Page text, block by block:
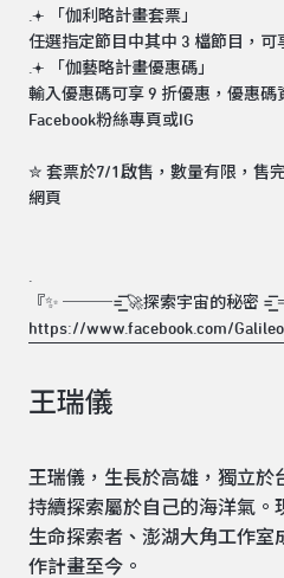
.𖥔 「伽利略計畫套票」
任選指定節目中其中 3 檔節目，可
.𖥔 「伽藝略計畫優惠碼」
輸入優惠碼可享 9 折優惠，優惠碼
Facebook粉絲專頁或IG
✮ 套票於7/1啟售，數量有限，售
網頁
『✨ ───=͟͟͞͞ 🚀探索宇宙的秘密 =͟͟͞͞
https://www.facebook.com/
王瑞儀
王瑞儀，生長於高雄，獨立於
持續探索屬於自己的海洋氣。
生命探索者、澎湖大角工作室
作計畫至今。